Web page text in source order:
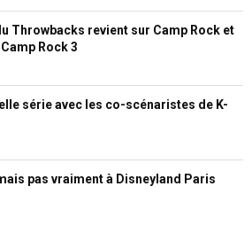
Throwbacks revient sur Camp Rock et
Rock 3
série avec les co-scénaristes de K-
pas vraiment à Disneyland Paris